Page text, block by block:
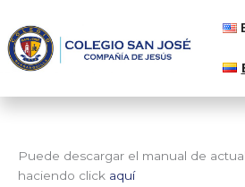
contenido
Puede descargar el manual de
haciendo click aquí